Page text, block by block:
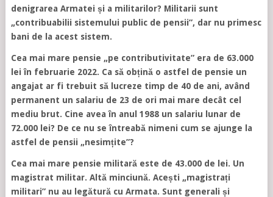
denigrarea Armatei și a militarilor? Militarii sunt
„contribuabilii sistemului public de pensii”, dar nu primesc
bani de la acest sistem.
Cea mai mare pensie „pe contributivitate” era de 63.000
lei în februarie 2022. Ca să obțină o astfel de pensie un
angajat ar fi trebuit să lucreze timp de 40 de ani, având
permanent un salariu de 23 de ori mai mare decât cel
mediu brut. Cine avea în anul 1988 un salariu lunar de
72.000 lei? De ce nu se întreabă nimeni cum se ajunge la
astfel de pensii „nesimțite”?
Cea mai mare pensie militară este de 43.000 de lei. Un
magistrat militar. Altă minciună. Acești „magistrați
militari” nu au legătură cu Armata. Sunt generali și